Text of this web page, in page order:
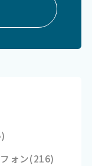
ォン(216)